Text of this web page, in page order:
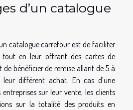
d’un catalogue
catalogue carrefour est de faciliter
tout en leur offrant des cartes de
de bénéficier de remise allant de 5 à
différent achat. En cas d’une
sur leur vente, les clients
sur la totalité des produits en